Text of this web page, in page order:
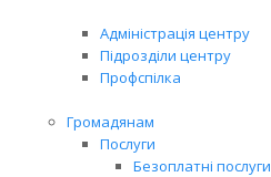
Адміністрація центру
Підрозділи центру
Профспілка
Громадянам
Послуги
Безоплатні послуги